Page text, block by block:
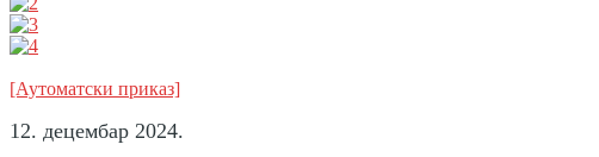
[Аутоматски приказ]
12. децембар 2024.